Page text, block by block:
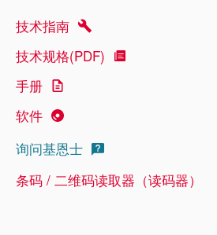
技术指南
技术规格(PDF)
手册
软件
询问基恩士
条码 / 二维码读取器（读码器）